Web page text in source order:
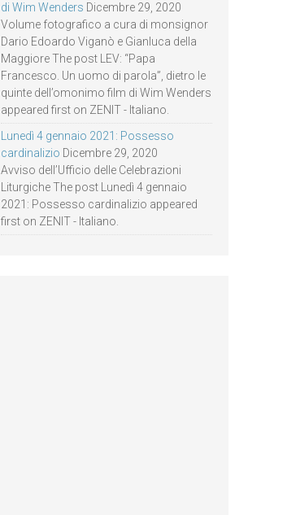
di Wim Wenders Dicembre 29, 2020
Volume fotografico a cura di monsignor
Dario Edoardo Viganò e Gianluca della
Maggiore The post LEV: “Papa
Francesco. Un uomo di parola”, dietro le
quinte dell’omonimo film di Wim Wenders
appeared first on ZENIT - Italiano.
Lunedì 4 gennaio 2021: Possesso
cardinalizio Dicembre 29, 2020
Avviso dell’Ufficio delle Celebrazioni
Liturgiche The post Lunedì 4 gennaio
2021: Possesso cardinalizio appeared
first on ZENIT - Italiano.